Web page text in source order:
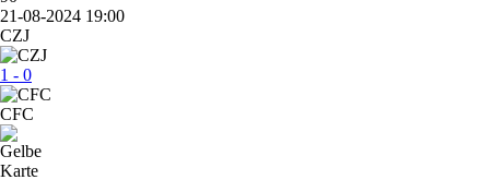
21-08-2024 19:00
CZJ
1 - 0
CFC